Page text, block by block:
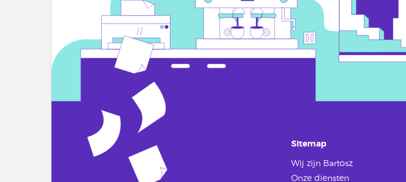
Sitemap
Wij zijn Bartosz
Onze diensten